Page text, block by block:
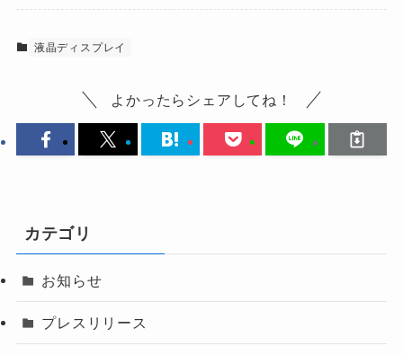
液晶ディスプレイ
よかったらシェアしてね！
カテゴリ
お知らせ
プレスリリース